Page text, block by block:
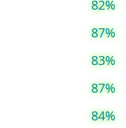
82%
87%
83%
87%
84%